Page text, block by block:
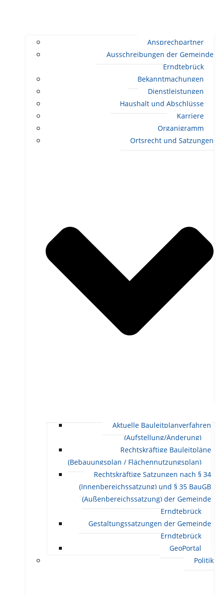
Ansprechpartner
Ausschreibungen der Gemeinde
Erndtebrück
Bekanntmachungen
Dienstleistungen
Haushalt und Abschlüsse
Karriere
Organigramm
Ortsrecht und Satzungen
Aktuelle Bauleitplanverfahren
(Aufstellung/Änderung)
Rechtskräftige Bauleitpläne
(Bebauungsplan / Flächennutzungsplan)
Rechtskräftige Satzungen nach § 34
(Innenbereichssatzung) und § 35 BauGB
(Außenbereichssatzung) der Gemeinde
Erndtebrück
Gestaltungssatzungen der Gemeinde
Erndtebrück
GeoPortal
Politik